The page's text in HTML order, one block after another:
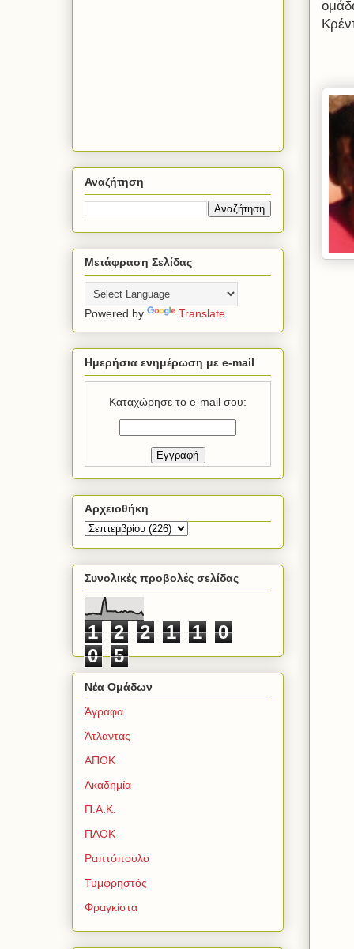
Αναζήτηση
Μετάφραση Σελίδας
Powered by Translate
Ημερήσια ενημέρωση με e-mail
Καταχώρησε το e-mail σου:
Αρχειοθήκη
Συνολικές προβολές σελίδας
1 2 2 1 1
0
0
5
Νέα Ομάδων
Άγραφα
Άτλαντας
ΑΠΟΚ
Ακαδημία
Π.Α.Κ.
ΠΑΟΚ
Ραπτόπουλο
Τυμφρηστός
Φραγκίστα